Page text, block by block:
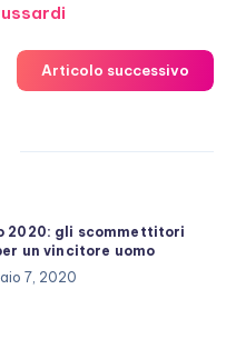
Articolo successivo
2020: gli scommettitori
un vincitore uomo
7, 2020